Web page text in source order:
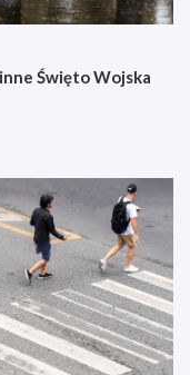
Święto Wojska